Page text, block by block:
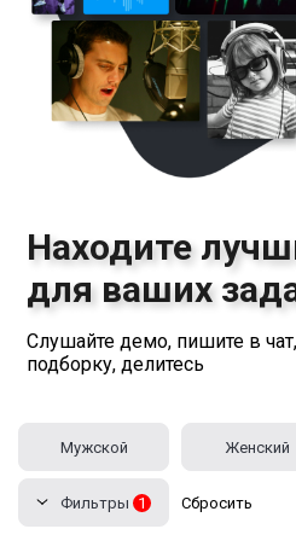
Находите
для ваших
Слушайте демо, пишите в
подборку, делитесь
Мужской Женский
Фильтры 1 Сбросить